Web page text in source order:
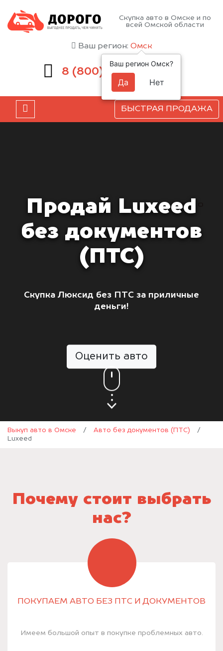
Скупка авто в Омске и по
всей Омской области
Ваш регион: Омск
8 (800) 551-81-15
БЫСТРАЯ ПРОДАЖА
Продай Luxeed
без документов
(ПТС)
Скупка Люксид без ПТС за приличные
деньги!
Оценить авто
Выкуп авто в Омске / Авто без документов (ПТС)
/
Luxeed
Почему стоит выбрать
нас?
ПОКУПАЕМ АВТО БЕЗ ПТС И ДОКУМЕНТОВ
Имеем большой опыт в покупке проблемных авто.
Ваш регион Омск?
Да Нет